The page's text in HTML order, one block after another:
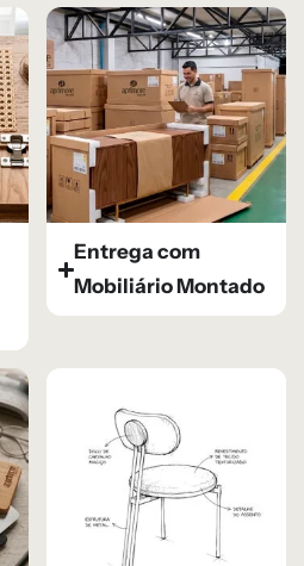
Entrega com
Mobiliário Montado